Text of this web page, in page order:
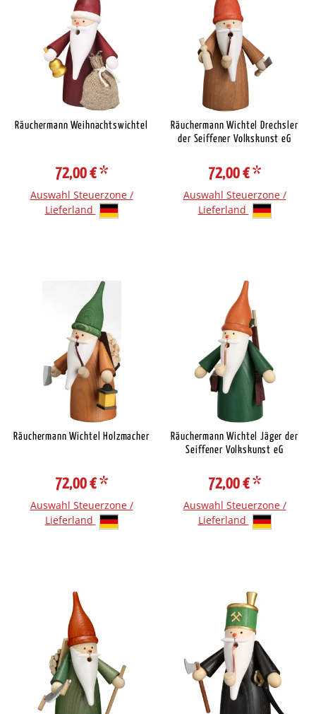
Räuchermann Weihnachtswichtel
72,00 €*
Auswahl Steuerzone /
Lieferland
Räuchermann Wichtel Drechsler
der Seiffener Volkskunst eG
72,00 €*
Auswahl Steuerzone /
Lieferland
Räuchermann Wichtel Holzmacher
72,00 €*
Auswahl Steuerzone /
Lieferland
Räuchermann Wichtel Jäger der
Seiffener Volkskunst eG
72,00 €*
Auswahl Steuerzone /
Lieferland